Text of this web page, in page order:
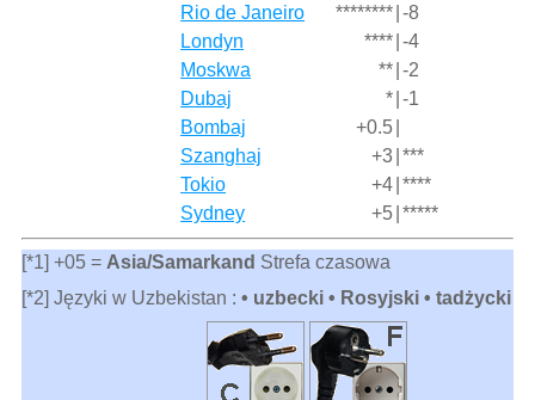
Rio de Janeiro
******** -8
Londyn
**** -4
Moskwa
** -2
Dubaj
* -1
Bombaj
+0.5
Szanghaj
+3 ***
Tokio
+4 ****
Sydney
+5 *****
[*1] +05 = Asia/Samarkand Strefa czasowa
[*2] Języki w Uzbekistan : • uzbecki • Rosyjski • tadżycki